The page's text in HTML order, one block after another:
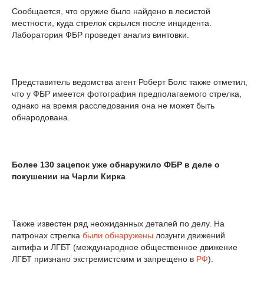
Сообщается, что оружие было найдено в лесистой
местности, куда стрелок скрылся после инцидента.
Лаборатория ФБР проведет анализ винтовки.
Представитель ведомства агент Роберт Болс также отметил,
что у ФБР имеется фотография предполагаемого стрелка,
однако на время расследования она не может быть
обнародована.
Более 130 зацепок уже обнаружило ФБР в деле о
покушении на Чарли Кирка
Также известен ряд неожиданных деталей по делу. На
патронах стрелка были обнаружены лозунги движений
антифа и ЛГБТ (международное общественное движение
ЛГБТ признано экстремистским и запрещено в РФ).